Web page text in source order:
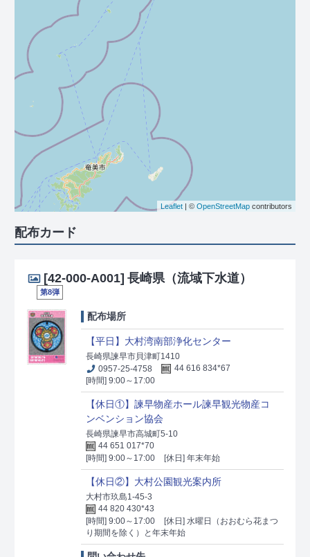
Leaflet | © OpenStreetMap contributors
配布カード
[42-000-A001] 長崎県（流域下水道）
第8弾
配布場所
【平日】大村湾南部浄化センター
長崎県諫早市貝津町1410
0957-25-4758
44 616 834*67
[時間] 9:00～17:00
【休日①】諫早物産ホール諫早観光物産コ
ンベンション協会
長崎県諫早市高城町5-10
44 651 017*70
[時間] 9:00～17:00
[休日] 年末年始
【休日②】大村公園観光案内所
大村市玖島1-45-3
44 820 430*43
[時間] 9:00～17:00
[休日] 水曜日（おおむら花まつ
り期間を除く）と年末年始